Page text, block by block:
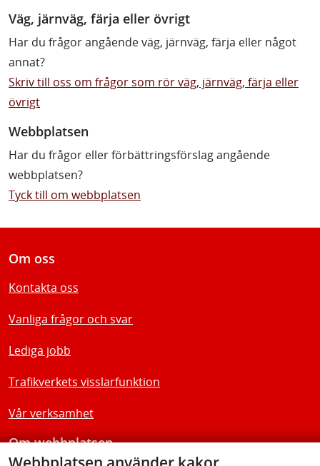
Väg, järnväg, färja eller övrigt
Har du frågor angående väg, järnväg, färja eller något
annat?
Skriv till oss om frågor som rör väg, järnväg, färja eller
övrigt
Webbplatsen
Har du frågor eller förbättringsförslag angående
webbplatsen?
Tyck till om webbplatsen
Om oss
Kontakta oss
Vanliga frågor och svar
Lediga jobb
Trafikverkets visslarfunktion
Vår verksamhet
Om webbplatsen